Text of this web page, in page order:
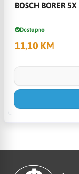
BOSCH BORER
Dostupno
11,10 KM